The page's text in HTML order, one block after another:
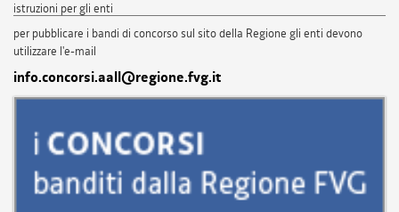
istruzioni per gli enti
per pubblicare i bandi di concorso sul sito della Regione gli enti devono
utilizzare l'e-mail
info.concorsi.aall@regione.fvg.it